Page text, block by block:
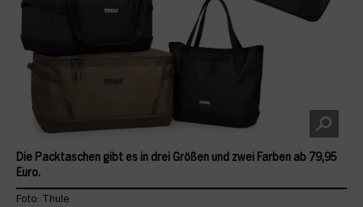
Die Packtaschen gibt es in drei Größen und zwei Farben ab 79,95
Euro.
Foto: Thule